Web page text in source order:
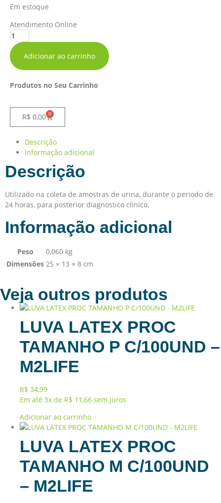
Em estoque
Atendimento Online
Adicionar ao carrinho
Produtos no Seu Carrinho
R$ 0,00 0
Descrição
Informação adicional
Descrição
Utilizado na coleta de amostras de urina, durante o periodo de
24 horas, para posterior diagnostico clinico.
Informação adicional
Peso
0,060 kg
Dimensões 25 × 13 × 8 cm
Veja outros produtos
LUVA LATEX PROC
TAMANHO P C/100UND –
M2LIFE
R$ 34,99
Em até 3x de R$ 11,66 sem juros
Adicionar ao carrinho
LUVA LATEX PROC
TAMANHO M C/100UND
– M2LIFE